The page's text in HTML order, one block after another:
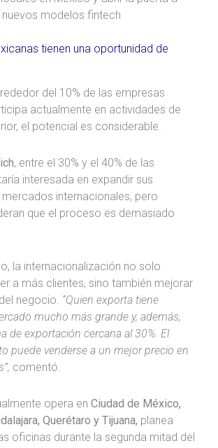
nuevos modelos fintech
tienen una oportunidad de
del 10% de las empresas
actualmente en actividades de
el potencial es considerable.
, entre el 30% y el 40% de las
interesada en expandir sus
internacionales, pero
que el proceso es demasiado
la internacionalización no solo
a más clientes, sino también mejorar
negocio. “Quien exporta tiene
mucho más grande y, además,
de exportación cercana al 30%. El
puede venderse a un mejor precio en
comentó.
opera en Ciudad de México,
Querétaro y Tijuana, planea
oficinas durante la segunda mitad del